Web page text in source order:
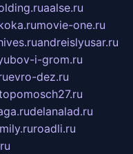
aalse.ru
movie-one.ru
andreislyusar.ru
i-grom.ru
evro-dez.ru
delanalad.ru
roadli.ru